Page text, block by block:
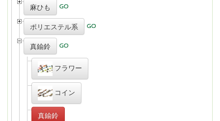
麻ひも
ポリエステル系
真鍮鈴
フラワー
コイン
真鍮鈴